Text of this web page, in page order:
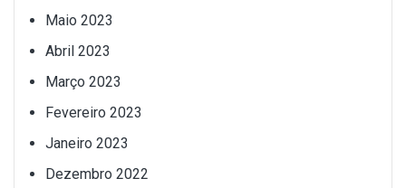
Maio 2023
Abril 2023
Março 2023
Fevereiro 2023
Janeiro 2023
Dezembro 2022